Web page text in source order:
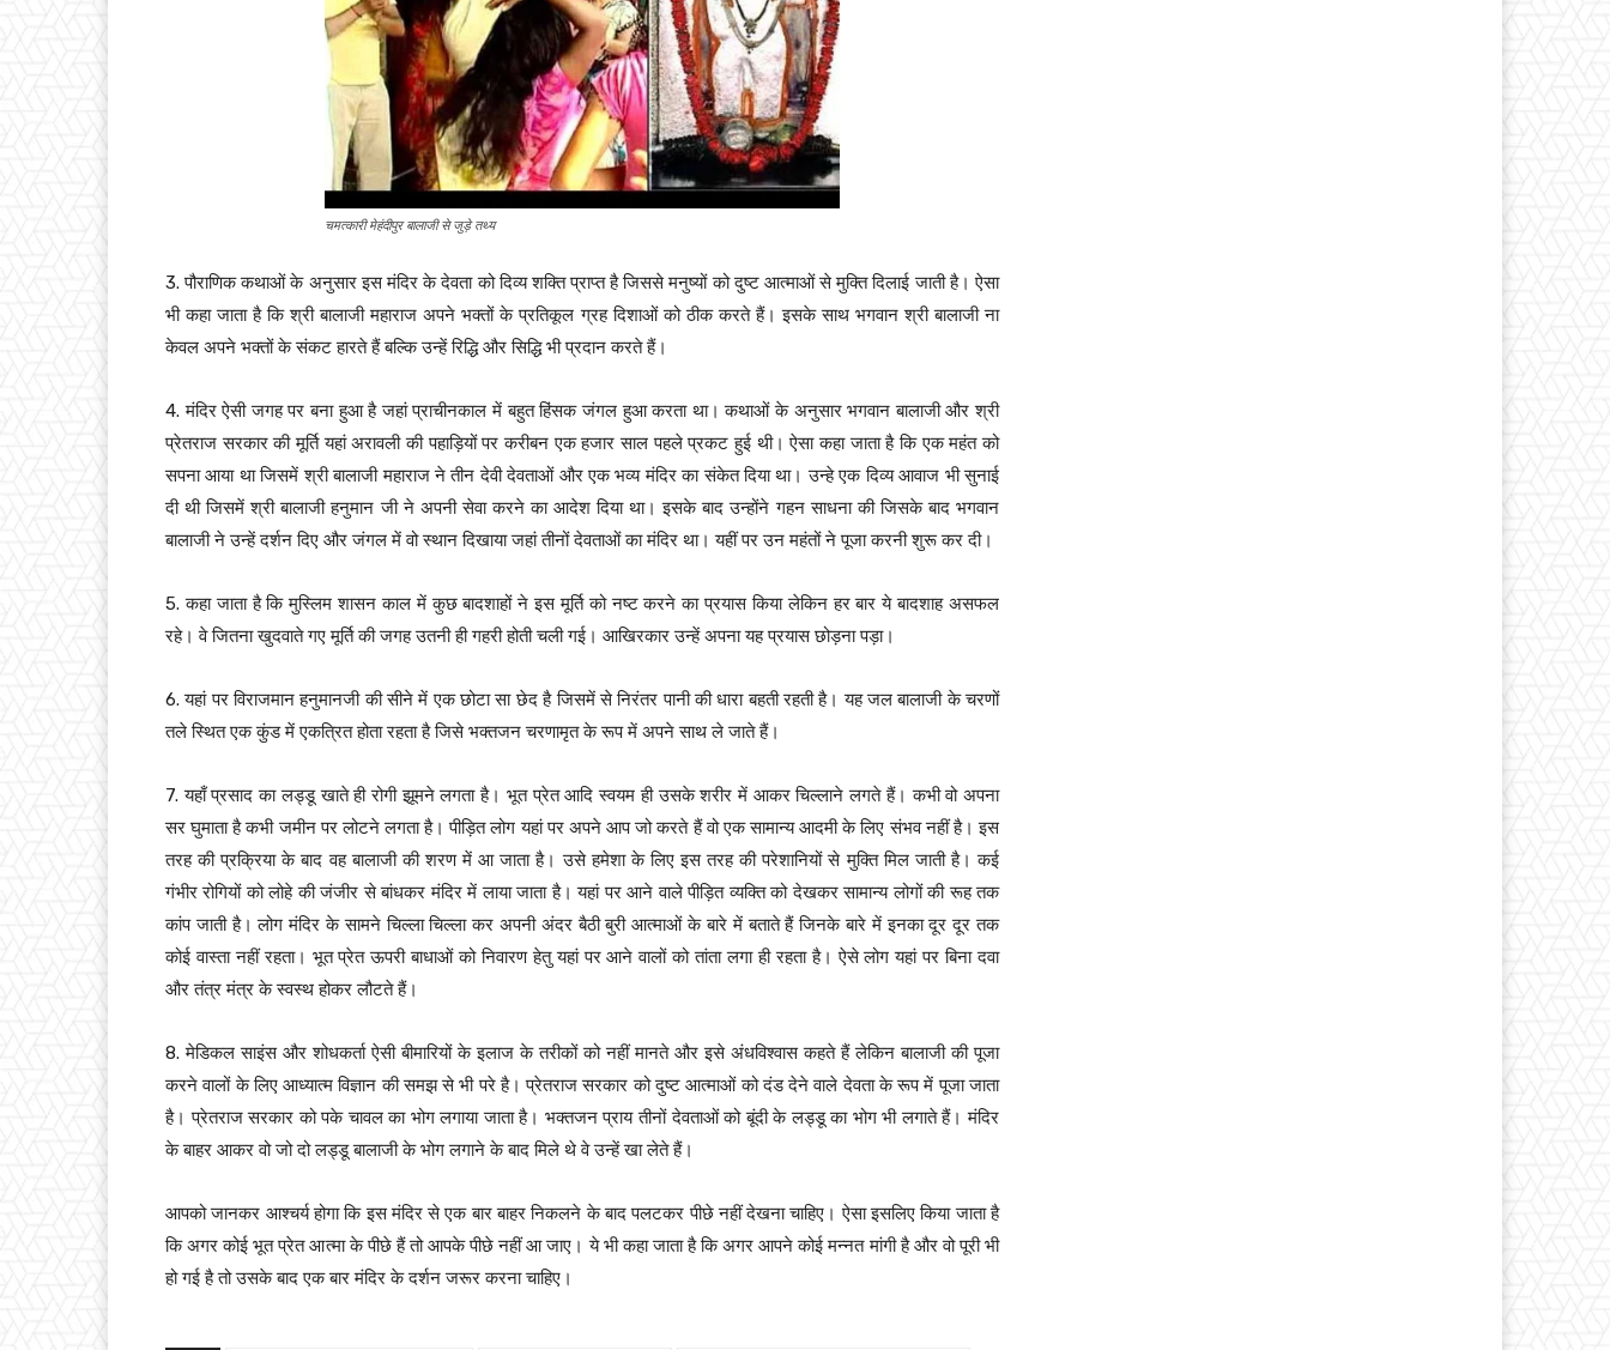
चमत्कारी मेहंदीपुर बालाजी से जुड़े तथ्य
3. पौराणिक कथाओं के अनुसार इस मंदिर के देवता को दिव्य शक्ति प्राप्त है जिससे मनुष्यों को दुष्ट आत्माओं से मुक्ति दिलाई जाती है। ऐसा
भी कहा जाता है कि श्री बालाजी महाराज अपने भक्तों के प्रतिकूल ग्रह दिशाओं को ठीक करते हैं। इसके साथ भगवान श्री बालाजी ना
केवल अपने भक्तों के संकट हारते हैं बल्कि उन्हें रिद्धि और सिद्धि भी प्रदान करते हैं।
4. मंदिर ऐसी जगह पर बना हुआ है जहां प्राचीनकाल में बहुत हिंसक जंगल हुआ करता था। कथाओं के अनुसार भगवान बालाजी और श्री
प्रेतराज सरकार की मूर्ति यहां अरावली की पहाड़ियों पर करीबन एक हजार साल पहले प्रकट हुई थी। ऐसा कहा जाता है कि एक महंत को
सपना आया था जिसमें श्री बालाजी महाराज ने तीन देवी देवताओं और एक भव्य मंदिर का संकेत दिया था। उन्हे एक दिव्य आवाज भी सुनाई
दी थी जिसमें श्री बालाजी हनुमान जी ने अपनी सेवा करने का आदेश दिया था। इसके बाद उन्होंने गहन साधना की जिसके बाद भगवान
बालाजी ने उन्हें दर्शन दिए और जंगल में वो स्थान दिखाया जहां तीनों देवताओं का मंदिर था। यहीं पर उन महंतों ने पूजा करनी शुरू कर दी।
5. कहा जाता है कि मुस्लिम शासन काल में कुछ बादशाहों ने इस मूर्ति को नष्ट करने का प्रयास किया लेकिन हर बार ये बादशाह असफल
रहे। वे जितना खुदवाते गए मूर्ति की जगह उतनी ही गहरी होती चली गई। आखिरकार उन्हें अपना यह प्रयास छोड़ना पड़ा।
6. यहां पर विराजमान हनुमानजी की सीने में एक छोटा सा छेद है जिसमें से निरंतर पानी की धारा बहती रहती है। यह जल बालाजी के चरणों
तले स्थित एक कुंड में एकत्रित होता रहता है जिसे भक्तजन चरणामृत के रूप में अपने साथ ले जाते हैं।
7. यहाँ प्रसाद का लड्डू खाते ही रोगी झूमने लगता है। भूत प्रेत आदि स्वयम ही उसके शरीर में आकर चिल्लाने लगते हैं। कभी वो अपना
सर घुमाता है कभी जमीन पर लोटने लगता है। पीड़ित लोग यहां पर अपने आप जो करते हैं वो एक सामान्य आदमी के लिए संभव नहीं है। इस
तरह की प्रक्रिया के बाद वह बालाजी की शरण में आ जाता है। उसे हमेशा के लिए इस तरह की परेशानियों से मुक्ति मिल जाती है। कई
गंभीर रोगियों को लोहे की जंजीर से बांधकर मंदिर में लाया जाता है। यहां पर आने वाले पीड़ित व्यक्ति को देखकर सामान्य लोगों की रूह तक
कांप जाती है। लोग मंदिर के सामने चिल्ला चिल्ला कर अपनी अंदर बैठी बुरी आत्माओं के बारे में बताते हैं जिनके बारे में इनका दूर दूर तक
कोई वास्ता नहीं रहता। भूत प्रेत ऊपरी बाधाओं को निवारण हेतु यहां पर आने वालों को तांता लगा ही रहता है। ऐसे लोग यहां पर बिना दवा
और तंत्र मंत्र के स्वस्थ होकर लौटते हैं।
8. मेडिकल साइंस और शोधकर्ता ऐसी बीमारियों के इलाज के तरीकों को नहीं मानते और इसे अंधविश्वास कहते हैं लेकिन बालाजी की पूजा
करने वालों के लिए आध्यात्म विज्ञान की समझ से भी परे है। प्रेतराज सरकार को दुष्ट आत्माओं को दंड देने वाले देवता के रूप में पूजा जाता
है। प्रेतराज सरकार को पके चावल का भोग लगाया जाता है। भक्तजन प्राय तीनों देवताओं को बूंदी के लड्डू का भोग भी लगाते हैं। मंदिर
के बाहर आकर वो जो दो लड्डू बालाजी के भोग लगाने के बाद मिले थे वे उन्हें खा लेते हैं।
आपको जानकर आश्चर्य होगा कि इस मंदिर से एक बार बाहर निकलने के बाद पलटकर पीछे नहीं देखना चाहिए। ऐसा इसलिए किया जाता है
कि अगर कोई भूत प्रेत आत्मा के पीछे हैं तो आपके पीछे नहीं आ जाए। ये भी कहा जाता है कि अगर आपने कोई मन्नत मांगी है और वो पूरी भी
हो गई है तो उसके बाद एक बार मंदिर के दर्शन जरूर करना चाहिए।